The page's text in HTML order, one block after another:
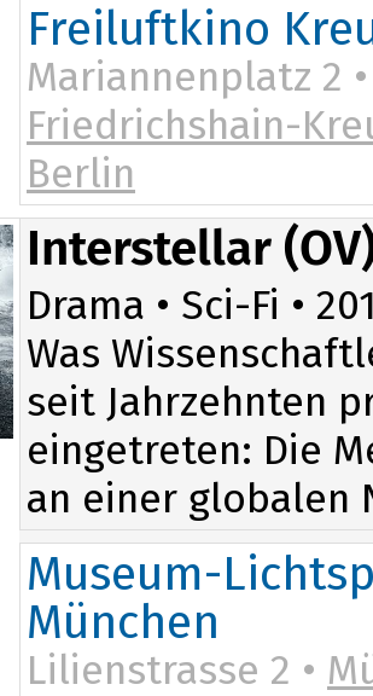
Freiluftkino
Mariannenplatz 2 •
Friedrichshain-
Berlin
20:45
Interstellar
Drama • Sci-Fi •
Was
seit Jahrzehnten
eingetreten: Die
an einer globalen
Museum-
München
Lilienstrasse 2 •